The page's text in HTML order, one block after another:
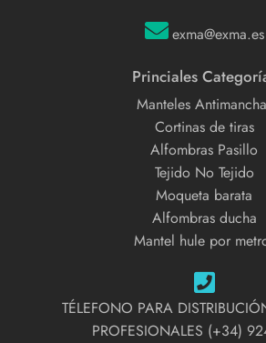
exma@exma.es
Princiales
Manteles
Cortinas de tiras
Alfombras Pasillo
Tejido No Tejido
Moqueta barata
Alfombras ducha
Mantel hule por
TÉLEFONO PARA
PROFESIONALES (+34)